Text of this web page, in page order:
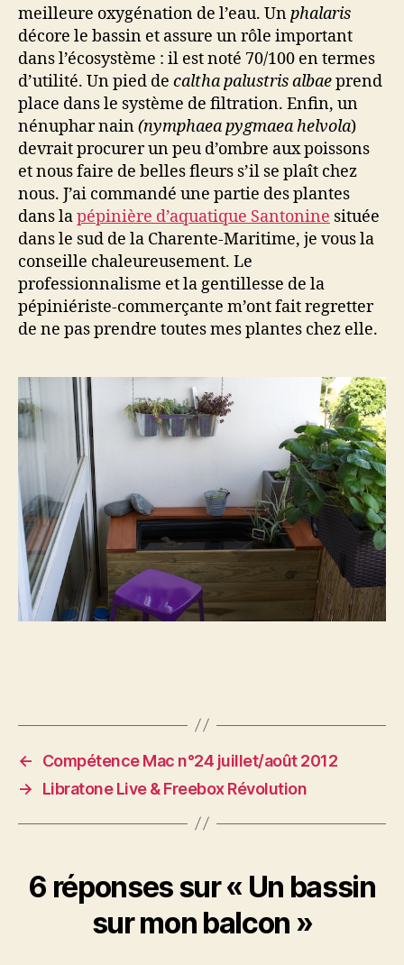
meilleure oxygénation de l’eau. Unphalaris
décore le bassin et assure un rôle important
dans l’écosystème : il est noté 70/100 en termes
d’utilité. Un pied de caltha palustris albaeprend
place dans le système de filtration. Enfin, un
nénuphar nain(nymphaea pygmaea helvola)
devrait procurer un peu d’ombre aux poissons
et nous faire de belles fleurs s’il se plaît chez
nous. J’ai commandé une partie des plantes
dans lapépinière d’aquatique Santonine située
dans le sud de la Charente-Maritime, je vous la
conseille chaleureusement. Le
professionnalisme et la gentillesse de la
pépiniériste-commerçante m’ont fait regretter
de ne pas prendre toutes mes plantes chez elle.
←
Compétence Mac n°24 juillet/août 2012
→
Libratone Live & Freebox Révolution
6 réponses sur « Un bassin
sur mon balcon »